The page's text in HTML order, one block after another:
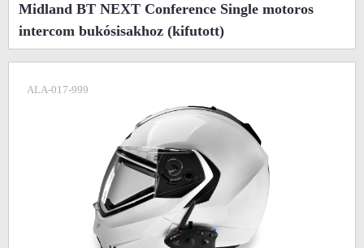
Midland BT NEXT Conference Single motoros
intercom bukósisakhoz (kifutott)
ALA-017-999